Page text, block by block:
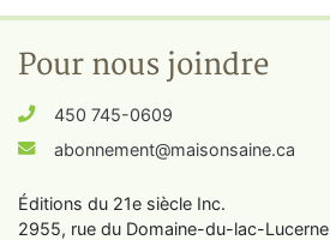
Pour nous joindre
450 745-0609
abonnement@maisonsaine.ca
Éditions du 21e siècle Inc.
2955, rue du Domaine-du-lac-Lucerne